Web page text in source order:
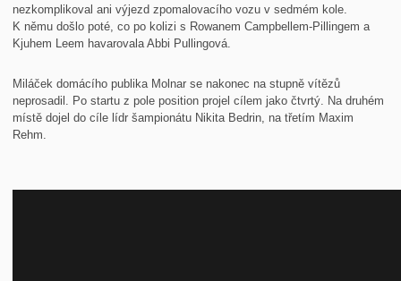
nezkomplikoval ani výjezd zpomalovacího vozu v sedmém kole.
K němu došlo poté, co po kolizi s Rowanem Campbellem-Pillingem a
Kjuhem Leem havarovala Abbi Pullingová.
Miláček domácího publika Molnar se nakonec na stupně vítězů
neprosadil. Po startu z pole position projel cílem jako čtvrtý. Na druhém
místě dojel do cíle lídr šampionátu Nikita Bedrin, na třetím Maxim
Rehm.